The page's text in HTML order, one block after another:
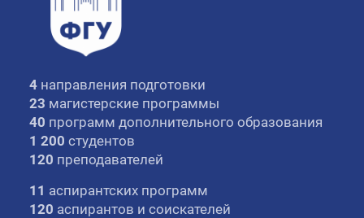
4 направления подготовки
23 магистерские программы
40 программ дополнительного образования
1 200 студентов
120 преподавателей
11 аспирантских программ
120 аспирантов и соискателей